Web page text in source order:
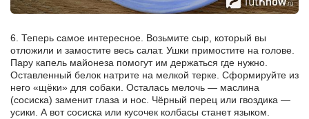
6. Теперь самое интересное. Возьмите сыр, который вы
отложили и замостите весь салат. Ушки примостите на голове.
Пару капель майонеза помогут им держаться где нужно.
Оставленный белок натрите на мелкой терке. Сформируйте из
него «щёки» для собаки. Осталась мелочь — маслина
(сосиска) заменит глаза и нос. Чёрный перец или гвоздика —
усики. А вот сосиска или кусочек колбасы станет языком.